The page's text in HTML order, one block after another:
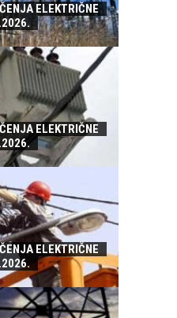
ELEKTRIČNE
ELEKTRIČNE
ELEKTRIČNE